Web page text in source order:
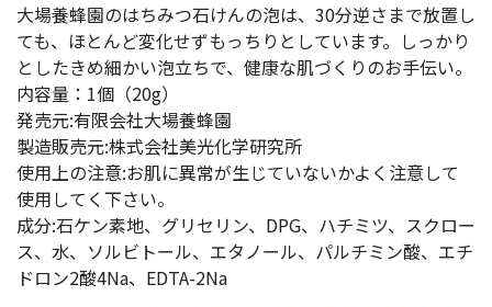
大場養蜂園のはちみつ石けんの泡は、30分逆さまで放置し
ても、ほとんど変化せずもっちりとしています。しっかり
としたきめ細かい泡立ちで、健康な肌づくりのお手伝い。
内容量：1個（20g）
発売元:有限会社大場養蜂園
製造販売元:株式会社美光化学研究所
使用上の注意:お肌に異常が生じていないかよく注意して
使用してく下さい。
成分:石ケン素地、グリセリン、DPG、ハチミツ、スクロー
ス、水、ソルビトール、エタノール、パルチミン酸、エチ
ドロン2酸4Na、EDTA-2Na